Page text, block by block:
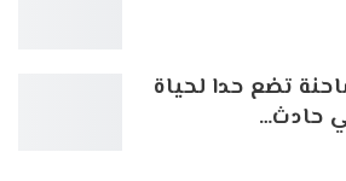
تضع حدا لحياة
حادث…